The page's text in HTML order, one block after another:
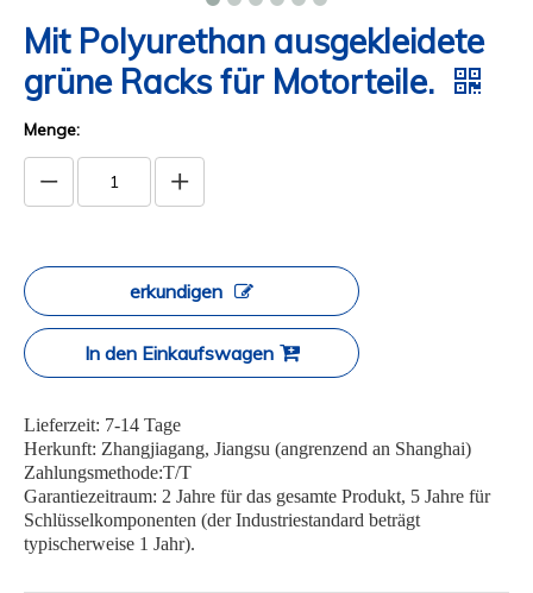
Mit Polyurethan ausgekleidete
grüne Racks für Motorteile.
Menge:
erkundigen
In den Einkaufswagen
Lieferzeit: 7-14 Tage
Herkunft: Zhangjiagang, Jiangsu (angrenzend an Shanghai)
Zahlungsmethode:T/T
Garantiezeitraum: 2 Jahre für das gesamte Produkt, 5 Jahre für
Schlüsselkomponenten (der Industriestandard beträgt
typischerweise 1 Jahr).